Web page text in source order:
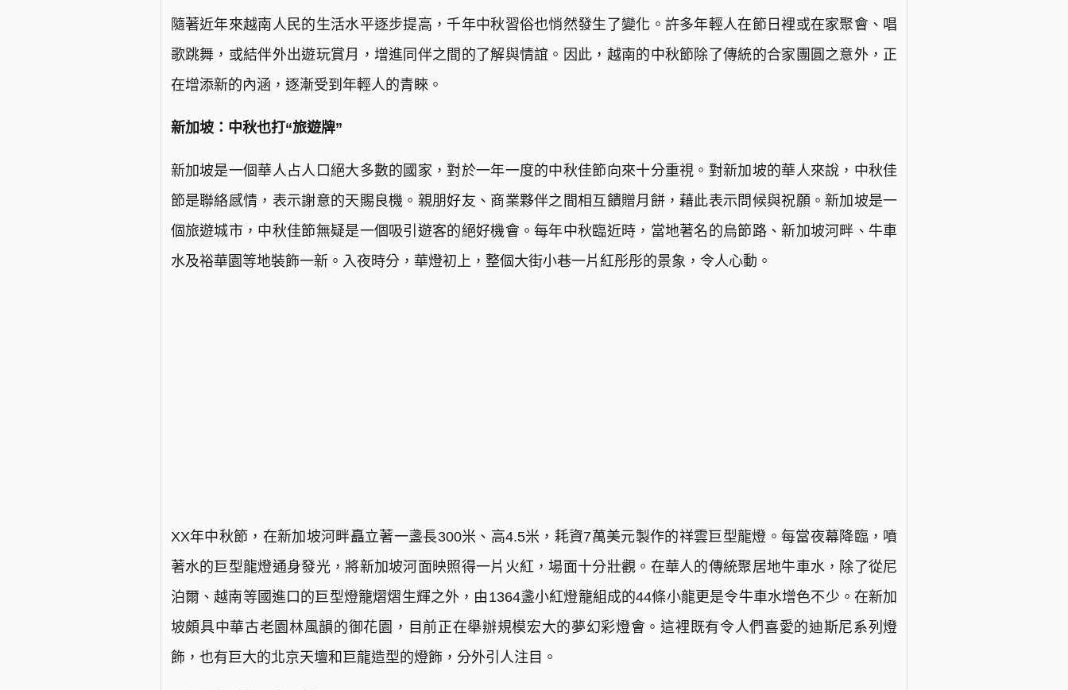
隨著近年來越南人民的生活水平逐步提高，千年中秋習俗也悄然發生了變化。許多年輕人在節日裡或在家聚會、唱
歌跳舞，或結伴外出遊玩賞月，增進同伴之間的了解與情誼。因此，越南的中秋節除了傳統的合家團圓之意外，正
在增添新的內涵，逐漸受到年輕人的青睞。
新加坡：中秋也打“旅遊牌”
新加坡是一個華人占人口絕大多數的國家，對於一年一度的中秋佳節向來十分重視。對新加坡的華人來說，中秋佳
節是聯絡感情，表示謝意的天賜良機。親朋好友、商業夥伴之間相互饋贈月餅，藉此表示問候與祝願。新加坡是一
個旅遊城市，中秋佳節無疑是一個吸引遊客的絕好機會。每年中秋臨近時，當地著名的烏節路、新加坡河畔、牛車
水及裕華園等地裝飾一新。入夜時分，華燈初上，整個大街小巷一片紅彤彤的景象，令人心動。
XX年中秋節，在新加坡河畔矗立著一盞長300米、高4.5米，耗資7萬美元製作的祥雲巨型龍燈。每當夜幕降臨，噴
著水的巨型龍燈通身發光，將新加坡河面映照得一片火紅，場面十分壯觀。在華人的傳統聚居地牛車水，除了從尼
泊爾、越南等國進口的巨型燈籠熠熠生輝之外，由1364盞小紅燈籠組成的44條小龍更是令牛車水增色不少。在新加
坡頗具中華古老園林風韻的御花園，目前正在舉辦規模宏大的夢幻彩燈會。這裡既有令人們喜愛的迪斯尼系列燈
飾，也有巨大的北京天壇和巨龍造型的燈飾，分外引人注目。